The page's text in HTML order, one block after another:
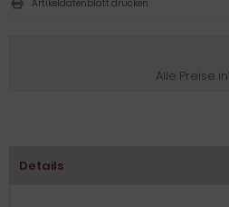
Alle Preise
Artikeldatenblatt drucken
Details